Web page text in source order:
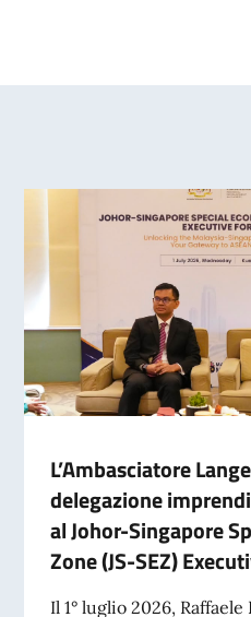
L’Ambasciatore
delegazione
al Johor-Singapore
Zone (JS-SEZ)
Il 1° luglio 2026, Raffaele